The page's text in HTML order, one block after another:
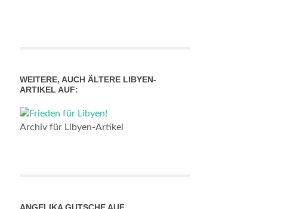
WEITERE, AUCH ÄLTERE LIBYEN-
ARTIKEL AUF:
Archiv für Libyen-Artikel